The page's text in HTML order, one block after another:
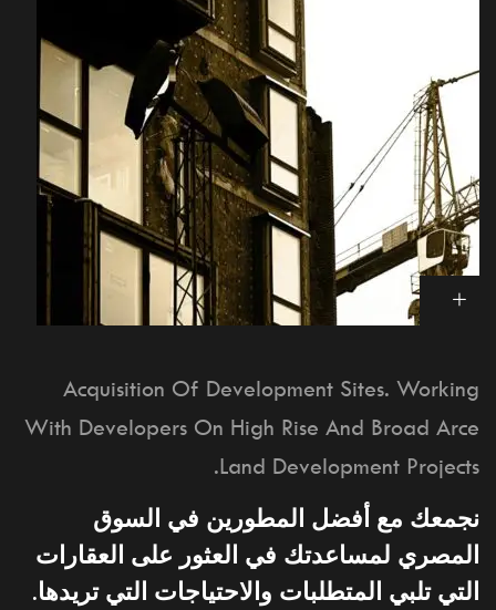
Acquisition Of Development Sites. Working
With Developers On High Rise And Broad Arce
Land Development Projects.
نجمعك مع أفضل المطورين في السوق
المصري لمساعدتك في العثور على العقارات
التي تلبي المتطلبات والاحتياجات التي تريدها.